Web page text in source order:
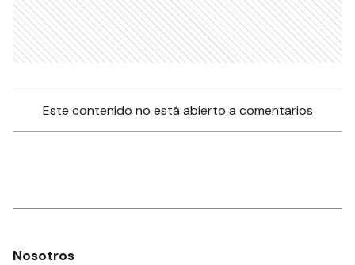
Este contenido no está abierto a comentarios
Nosotros